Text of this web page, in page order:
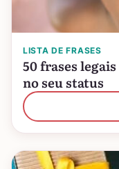
LISTA DE FRASES
50 frases
no seu status